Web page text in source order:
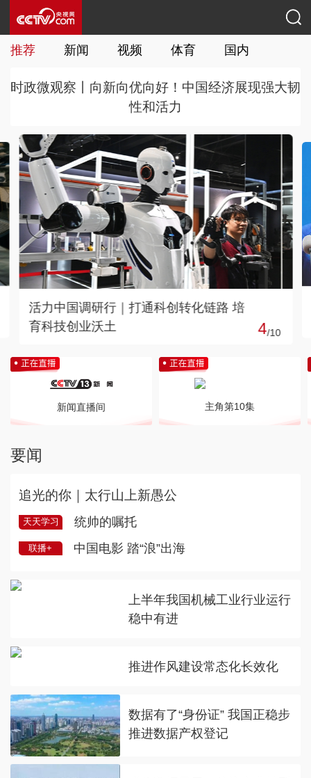
推荐 新闻 视频 体育 国内
时政微观察丨向新向优向好！中国经济展现强大韧
性和活力
神舟二十一号航天员乘组与记者见面会
举行
5/10
新闻直播间 主角第10集
要闻
追光的你｜太行山上新愚公
天天学习 统帅的嘱托
联播+ 中国电影 踏“浪”出海
上半年我国机械工业行业运行
稳中有进
推进作风建设常态化长效化
数据有了“身份证” 我国正稳步
推进数据产权登记